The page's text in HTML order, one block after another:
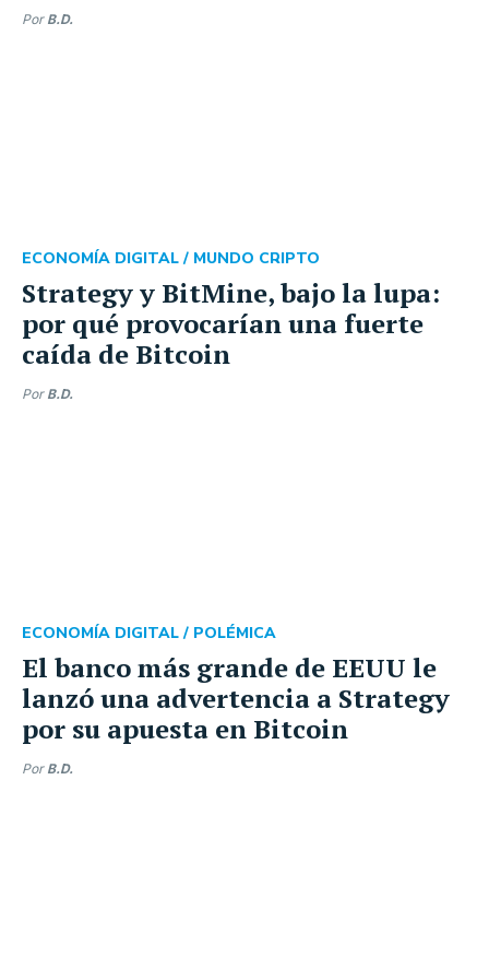
Por B.D.
Strategy y BitMine, bajo la lupa:
por qué provocarían una fuerte
caída de Bitcoin
ECONOMÍA DIGITAL / MUNDO CRIPTO
Por B.D.
El banco más grande de EEUU le
lanzó una advertencia a Strategy
por su apuesta en Bitcoin
ECONOMÍA DIGITAL / POLÉMICA
Por B.D.